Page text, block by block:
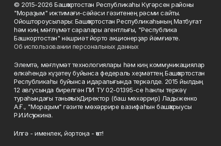
© 2015-2026 Башҡортостан Республикаһы Күгәрсен районы
"Мораҙым" ижтимағи-сәйәси гәзитенең рәсми сайты.
Ойоштороусылары: Башҡортостан Республикаһының Матбуғат
һәм киң мәғлүмәт саралары агентлығы, "Республика
Башкортостан" нәшриәт йорто акционерҙар йәмғиәте.
Об использовании персональных данных
Элемтә, мәғлүмәт технологиялары һәм киң коммуникациялар
өлкәһендә күҙәтеү буйынса федераль хеҙмәттең Башҡортостан
Республикаһы буйынса идаралығында теркәлде. 2015 йылдың
12 авгусында бирелгән ПИ ТУ 02-01395-се һанлы теркәү
тураһындағы таныҡлыҡ. Директор (баш мөхәррир) Ладыженко
А.Ғ., "Мораҙым" гәзите мөхәррире вазифаһын башҡарыусы
Р.И.Исҡужина.
Илгә - именлек, йортоңа - ҡот!